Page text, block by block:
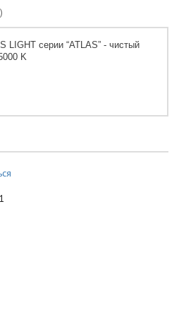
серии “ATLAS” - чистый
K